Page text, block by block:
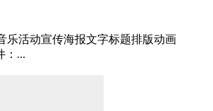
乐活动宣传海报文字标题排版动画
：...